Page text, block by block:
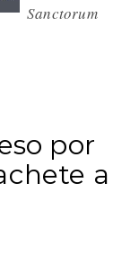
Sanctorum
por
a